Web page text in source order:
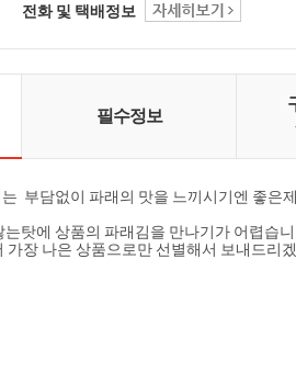
전화 및 택배정보
필수정보
*김 종류중에서는  부담없이 파래의 맛을 느끼시기엔
탓에 상품의 파래김을 만나기가 어렵습
가장 나은 상품으로만 선별해서 보내드리